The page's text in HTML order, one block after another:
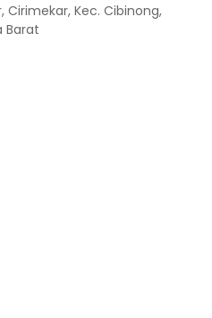
Cirimekar, Kec. Cibinong,
Barat